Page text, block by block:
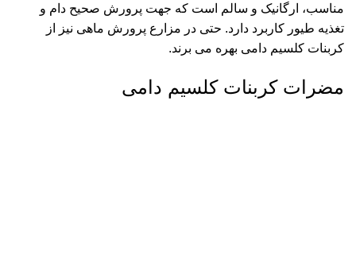
مناسب، ارگانیک و سالم است که جهت پرورش صحیح دام و
تغذیه طیور کاربرد دارد. حتی در مزارع پرورش ماهی نیز از
کربنات کلسیم دامی بهره می برند.
مضرات کربنات کلسیم دامی